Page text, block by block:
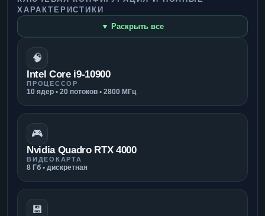
ХАРАКТЕРИСТИКИ
▼ Раскрыть все
🧠
Intel Core i9-10900
ПРОЦЕССОР
10 ядер • 20 потоков • 2800 МГц
🎮
Nvidia Quadro RTX 4000
ВИДЕОКАРТА
8 Гб • дискретная
💾